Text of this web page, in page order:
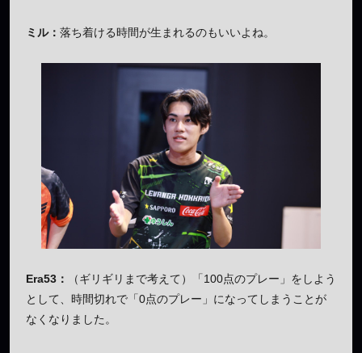
ミル： 落ち着ける時間が生まれるのもいいよね。
Era53：
（ギリギリまで考えて）「100点のプレー」をしよう
として、時間切れで「0点のプレー」になってしまうことが
なくなりました。